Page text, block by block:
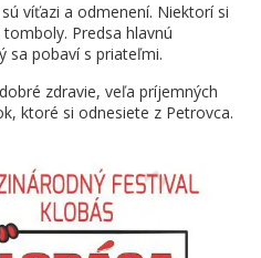
víťazi a odmenení. Niektorí si
Predsa hlavnú
sa pobaví s priateľmi.
zdravie, veľa príjemných
ktoré si odnesiete z Petrovca.